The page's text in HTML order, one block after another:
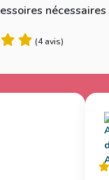
(4 avis)